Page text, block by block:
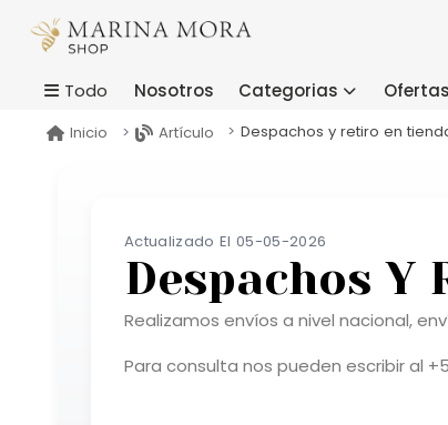
Todo Nosotros Categorias
Inicio Artículo Despachos y retiro en
Actualizado El 05-05-2026
Despachos Y
Realizamos envíos a nivel nacional,
Para consulta nos pueden escribir al